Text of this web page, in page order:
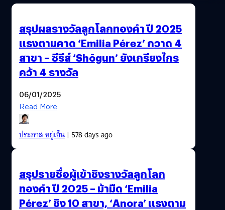
สรุปผลรางวัลลูกโลกทองคำ ปี 2025
แรงตามคาด ‘Emilia Pérez’ กวาด 4
สาขา – ซีรีส์ ‘Shōgun’ ยังเกรียงไกร
คว้า 4 รางวัล
06/01/2025
Read More
ประภาส อยู่เย็น| 578 days ago
สรุปรายชื่อผู้เข้าชิงรางวัลลูกโลก
ทองคำ ปี 2025 – ม้ามืด ‘Emilia
Pérez’ ชิง 10 สาขา, ‘Anora’ แรงตาม